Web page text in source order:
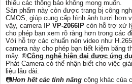
thiểu các thông báo không mong muốn.
Sản phẩm này còn được trang bị công
CMOS, giúp cung cấp hình ảnh tươi hơn
vậy, camera IP VP-2066IP còn hỗ trợ xử
cho phép bạn xem rõ ràng hơn trong các
Với hỗ trợ các chuẩn nén video như
camera này cho phép bạn tiết kiệm băng
mây. ®️Công nghệ hiện đại được ứng
Phát Camera có thể nhận biết cho việc
liệu lâu dài.
📷Hơn hết các tính năng cộng khác của